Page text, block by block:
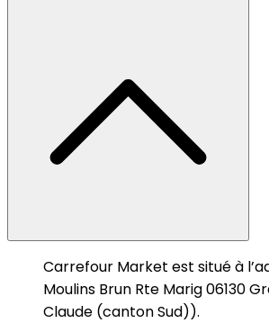
Carrefour Market est situé à
Moulins Brun Rte Marig 06130
Claude (canton Sud)).